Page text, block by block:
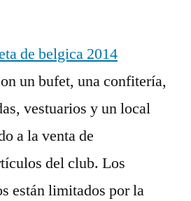
un bufet, una confitería,
vestuarios y un local
a la venta de
del club. Los
están limitados por la